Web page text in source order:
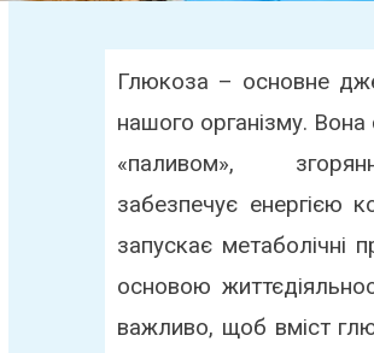
Глюкоза – основне
нашого організму. Вона
«паливом»,
забезпечує енергією
запускає метаболічні
основою
важливо, щоб вміст